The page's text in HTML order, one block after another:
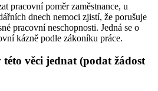
pracovní poměr zaměstnance, u
dnech nemoci zjistí, že porušuje
pracovní neschopnosti. Jedná se o
kázně podle zákoníku práce.
věci jednat (podat žádost